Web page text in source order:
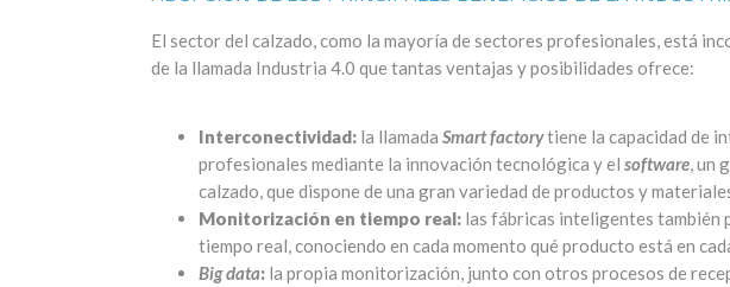
El sector del calzado, como la mayoría de sectores profesionales, está
de la llamada Industria 4.0 que tantas ventajas y posibilidades ofrece:
Interconectividad: la llamada Smart factorytiene la capacidad de
profesionales mediante la innovación tecnológica y el software, un
calzado, que dispone de una gran variedad de productos y
Monitorización en tiempo real: las fábricas inteligentes también
tiempo real, conociendo en cada momento qué producto está en
Big data: la propia monitorización, junto con otros procesos de